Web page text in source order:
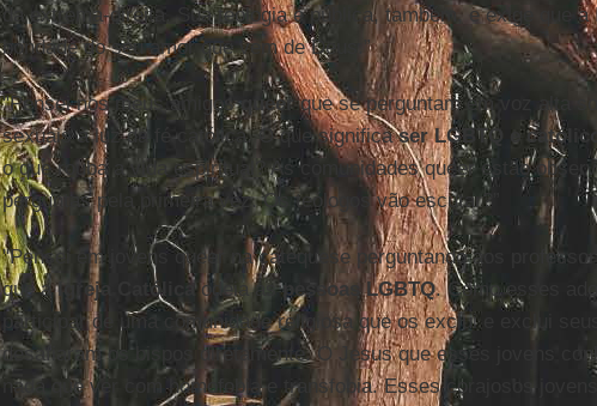
da extrema-direita. Sua teologia é pública, também, e exige que a
bondade do seu amor que vem de Deus.”
"Pensei nos meus amigosqueerque se perguntam em voz alta
sexuais à luz da fé católica. O que significaser LGBTQ e
o que rouba a vida espiritual? As comunidades queer estão
perguntas pela primeira vez. Os teólogos vão escutar?”
"Pensei em jovens queer na catequese perguntando aos
que aIgreja Católicaodeia aspessoas LGBTQ. Como esses
participar de uma comunidade religiosa que os exclui e exclui
desafiaram os bispos diretamente. O Jesus que esses jovens
nada que ver com homofobia e transfobia. Esses corajosos